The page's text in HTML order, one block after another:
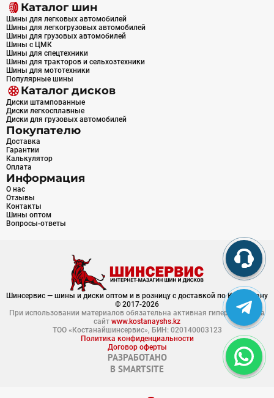
Каталог шин
Шины для легковых автомобилей
Шины для легкогрузовых автомобилей
Шины для грузовых автомобилей
Шины с ЦМК
Шины для спецтехники
Шины для тракторов и сельхозтехники
Шины для мототехники
Популярные шины
Каталог дисков
Диски штампованные
Диски легкосплавные
Диски для грузовых автомобилей
Покупателю
Доставка
Гарантии
Калькулятор
Оплата
Информация
О нас
Отзывы
Контакты
Шины оптом
Вопросы-ответы
Шинсервис — шины и диски оптом и в розницу с доставкой по Казахстану
© 2017-2026
При использовании материалов обязательна активная гиперссылка на
сайт www.kostanayshs.kz
ТОО «Костанайшинсервис», БИН: 020140003123
Политика конфиденциальности
Договор оферты
РАЗРАБОТАНО
В SMARTSITE